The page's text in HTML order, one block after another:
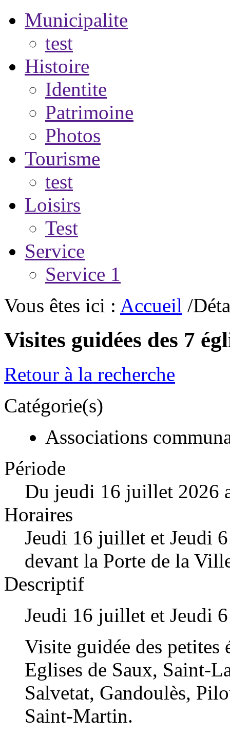
Municipalite
test
Histoire
Identite
Patrimoine
Photos
Tourisme
test
Loisirs
Test
Service
Service 1
Vous êtes ici : Accueil /
Visites guidées des 7
Retour à la recherche
Catégorie(s)
Associations
Période
Du jeudi 16 juillet 2026
Horaires
Jeudi 16 juillet et Jeudi
devant la Porte de la
Descriptif
Jeudi 16 juillet et Jeudi
Visite guidée des petites
Eglises de Saux, Saint-
Salvetat, Gandoulès,
Saint-Martin.